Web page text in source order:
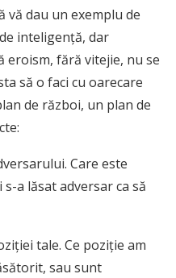
vă dau un exemplu de
inteligenţă, dar
eroism, fără vitejie, nu se
să o faci cu oarecare
de război, un plan de
Care este
a lăsat adversar ca să
tale. Ce poziţie am
sau sunt